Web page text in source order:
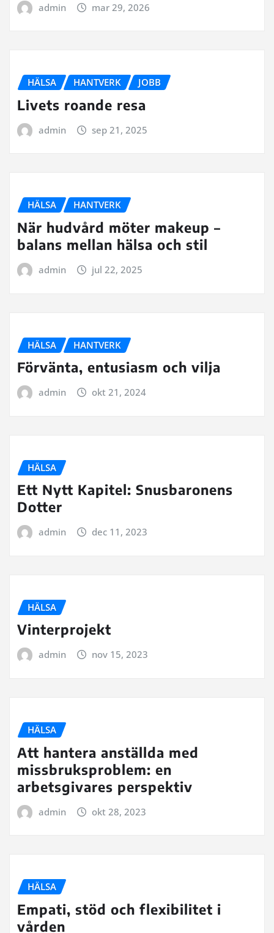
admin mar 29, 2026
HÄLSA HANTVERK JOBB
Livets roande resa
admin sep 21, 2025
HÄLSA HANTVERK
När hudvård möter makeup –
balans mellan hälsa och stil
admin jul 22, 2025
HÄLSA HANTVERK
Förvänta, entusiasm och vilja
admin okt 21, 2024
HÄLSA
Ett Nytt Kapitel: Snusbaronens
Dotter
admin dec 11, 2023
HÄLSA
Vinterprojekt
admin nov 15, 2023
HÄLSA
Att hantera anställda med
missbruksproblem: en
arbetsgivares perspektiv
admin okt 28, 2023
HÄLSA
Empati, stöd och flexibilitet i
vården